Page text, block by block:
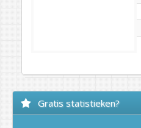
Gratis statistieken?